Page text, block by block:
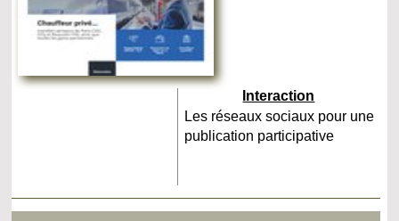
Interaction
Les réseaux sociaux pour une
publication participative